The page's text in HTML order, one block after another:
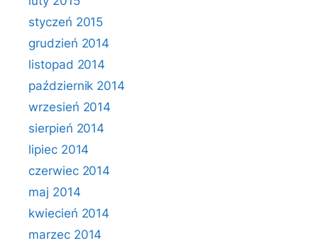
styczeń 2015
grudzień 2014
listopad 2014
październik 2014
wrzesień 2014
sierpień 2014
lipiec 2014
czerwiec 2014
maj 2014
kwiecień 2014
marzec 2014